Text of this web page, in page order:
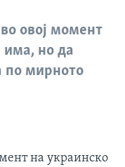
овој момент
има, но да
по мирното
на украинско